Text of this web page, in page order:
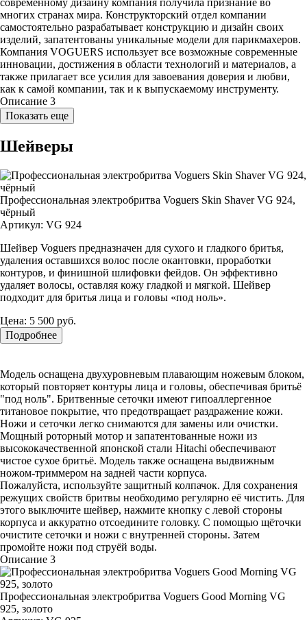
многих странах мира. Конструкторский отдел компании
самостоятельно разрабатывает конструкцию и дизайн своих
изделий, запатентованы уникальные модели для парикмахеров.
Компания VOGUERS использует все возможные современные
инновации, достижения в области технологий и материалов, а
также прилагает все усилия для завоевания доверия и любви,
как к самой компании, так и к выпускаемому инструменту.
Описание 3
Показать еще
Шейверы
Профессиональная электробритва Voguers Skin Shaver VG 924,
чёрный
Артикул: VG 924
Шейвер Voguers предназначен для сухого и гладкого бритья,
удаления оставшихся волос после окантовки, проработки
контуров, и финишной шлифовки фейдов. Он эффективно
удаляет волосы, оставляя кожу гладкой и мягкой. Шейвер
подходит для бритья лица и головы «под ноль».
Цена: 5 500 руб.
Подробнее
Модель оснащена двухуровневым плавающим ножевым блоком,
который повторяет контуры лица и головы, обеспечивая бритьё
"под ноль". Бритвенные сеточки имеют гипоаллергенное
титановое покрытие, что предотвращает раздражение кожи.
Ножи и сеточки легко снимаются для замены или очистки.
Мощный роторный мотор и запатентованные ножи из
высококачественной японской стали Hitachi обеспечивают
чистое сухое бритьё. Модель также оснащена выдвижным
ножом-триммером на задней части корпуса.
Пожалуйста, используйте защитный колпачок. Для сохранения
режущих свойств бритвы необходимо регулярно её чистить. Для
этого выключите шейвер, нажмите кнопку с левой стороны
корпуса и аккуратно отсоедините головку. С помощью щёточки
очистите сеточки и ножи с внутренней стороны. Затем
промойте ножи под струёй воды.
Описание 3
Профессиональная электробритва Voguers Good Morning VG
925, золото